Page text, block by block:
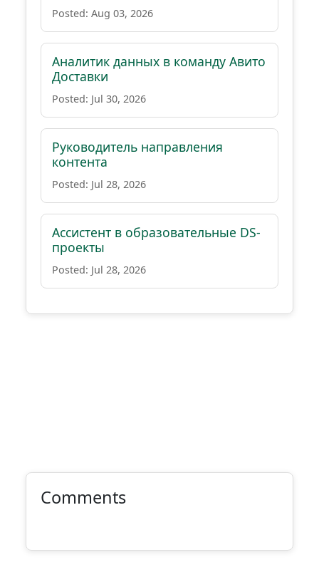
Posted: Aug 03, 2026
Аналитик данных в команду Авито
Доставки
Posted: Jul 30, 2026
Руководитель направления
контента
Posted: Jul 28, 2026
Ассистент в образовательные DS-
проекты
Posted: Jul 28, 2026
Comments